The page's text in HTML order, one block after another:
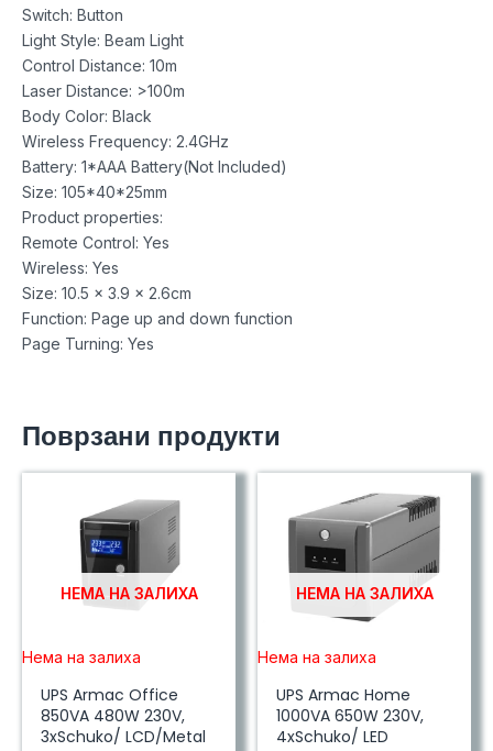
Switch: Button
Light Style: Beam Light
Control Distance: 10m
Laser Distance: >100m
Body Color: Black
Wireless Frequency: 2.4GHz
Battery: 1*AAA Battery(Not Included)
Size: 105*40*25mm
Product properties:
Remote Control: Yes
Wireless: Yes
Size: 10.5 x 3.9 x 2.6cm
Function: Page up and down function
Page Turning: Yes
Поврзани продукти
НЕМА НА ЗАЛИХА
Нема на залиха
UPS Armac Office
850VA 480W 230V,
3xSchuko/ LCD/Metal
НЕМА НА ЗАЛИХА
Нема на залиха
UPS Armac Home
1000VA 650W 230V,
4xSchuko/ LED